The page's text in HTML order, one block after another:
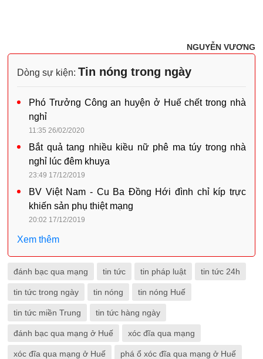
NGUYỄN VƯƠNG
Dòng sự kiện: Tin nóng trong ngày
Phó Trưởng Công an huyện ở Huế chết trong nhà
nghỉ
11:35 26/02/2020
Bắt quả tang nhiều kiều nữ phê ma túy trong nhà
nghỉ lúc đêm khuya
23:49 17/12/2019
BV Việt Nam - Cu Ba Đồng Hới đình chỉ kíp trực
khiến sản phụ thiệt mạng
20:02 17/12/2019
Xem thêm
đánh bạc qua mạng tin tức tin pháp luật tin tức 24h
tin tức trong ngày tin nóng tin nóng Huế
tin tức miền Trung tin tức hàng ngày
đánh bạc qua mạng ở Huế xóc đĩa qua mạng
xóc đĩa qua mạng ở Huế phá ổ xóc đĩa qua mạng ở Huế